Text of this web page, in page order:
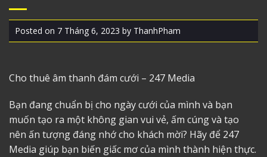
Posted on 7 Tháng 6, 2023 by ThanhPham
Cho thuê âm thanh đám cưới – 247 Media
Bạn đang chuẩn bị cho ngày cưới của mình và bạn
muốn tạo ra một không gian vui vẻ, ấm cúng và tạo
nên ấn tượng đáng nhớ cho khách mời? Hãy để 247
Media giúp bạn biến giấc mơ của mình thành hiện thực.